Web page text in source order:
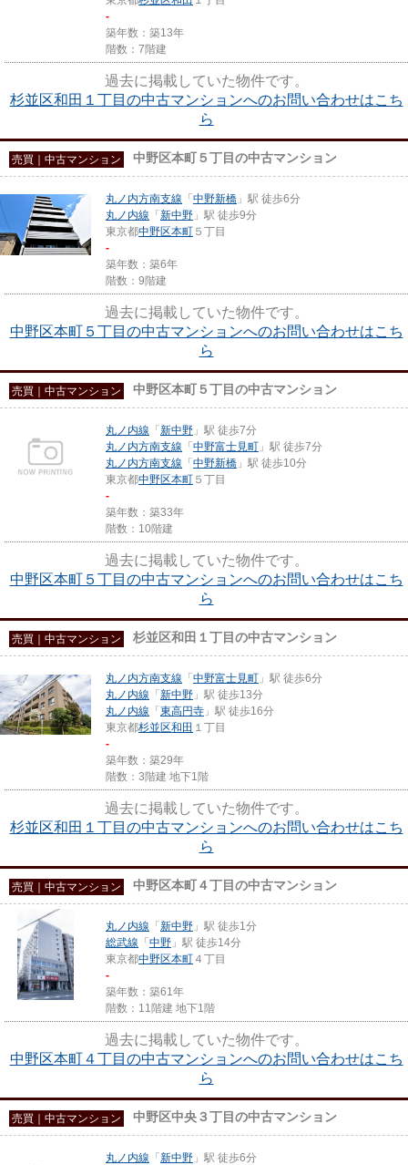
-
築年数：築13年
階数：7階建
過去に掲載していた物件です。
杉並区和田１丁目の中古マンションへのお問い合わせはこち
ら
売買｜中古マンション 中野区本町５丁目の中古マンション
丸ノ内方南支線 「中野新橋 」駅 徒歩6分
丸ノ内線 「新中野 」駅 徒歩9分
東京都中野区本町 ５丁目
-
築年数：築6年
階数：9階建
過去に掲載していた物件です。
中野区本町５丁目の中古マンションへのお問い合わせはこち
ら
売買｜中古マンション 中野区本町５丁目の中古マンション
丸ノ内線 「新中野 」駅 徒歩7分
丸ノ内方南支線 「中野富士見町 」駅 徒歩7分
丸ノ内方南支線 「中野新橋 」駅 徒歩10分
東京都中野区本町 ５丁目
-
築年数：築33年
階数：10階建
過去に掲載していた物件です。
中野区本町５丁目の中古マンションへのお問い合わせはこち
ら
売買｜中古マンション 杉並区和田１丁目の中古マンション
丸ノ内方南支線 「中野富士見町 」駅 徒歩6分
丸ノ内線 「新中野 」駅 徒歩13分
丸ノ内線 「東高円寺 」駅 徒歩16分
東京都杉並区和田 １丁目
-
築年数：築29年
階数：3階建 地下1階
過去に掲載していた物件です。
杉並区和田１丁目の中古マンションへのお問い合わせはこち
ら
売買｜中古マンション 中野区本町４丁目の中古マンション
丸ノ内線 「新中野 」駅 徒歩1分
総武線 「中野 」駅 徒歩14分
東京都中野区本町 ４丁目
-
築年数：築61年
階数：11階建 地下1階
過去に掲載していた物件です。
中野区本町４丁目の中古マンションへのお問い合わせはこち
ら
売買｜中古マンション 中野区中央３丁目の中古マンション
丸ノ内線 「新中野 」駅 徒歩6分